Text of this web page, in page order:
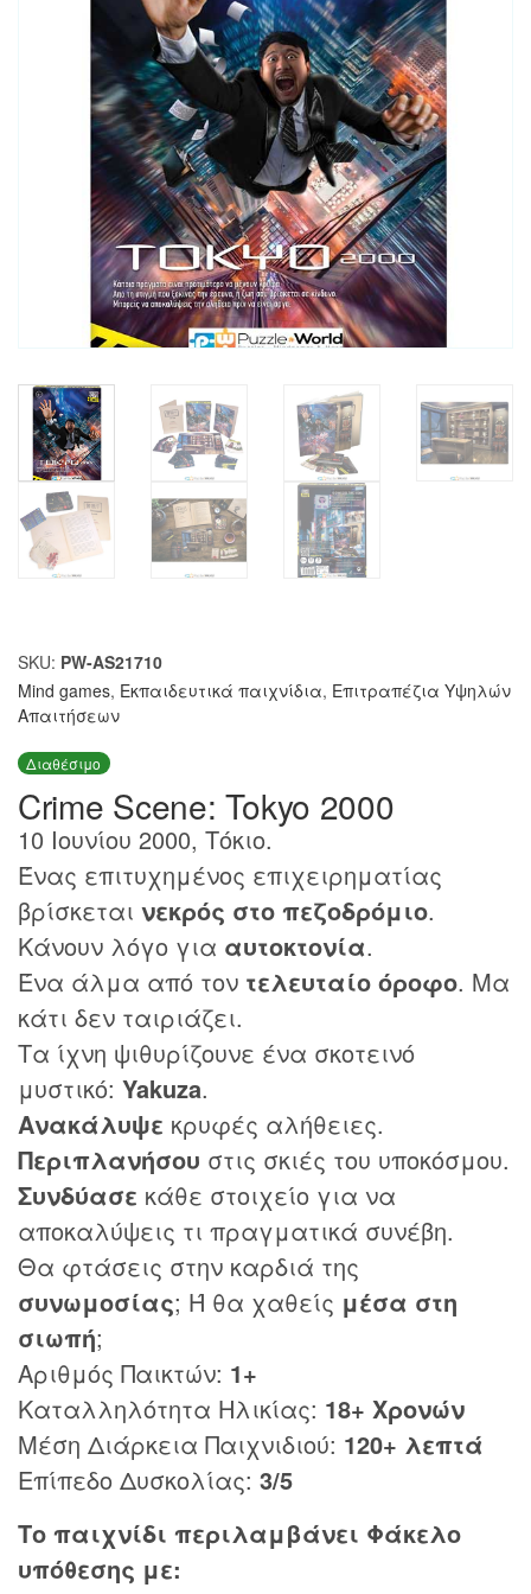
SKU: PW-AS21710
Mind games, Εκπαιδευτικά παιχνίδια, Επιτραπέζια Υψηλών
Απαιτήσεων
Διαθέσιμο
Crime Scene: Tokyo 2000
10 Ιουνίου 2000, Τόκιο.
Ένας επιτυχημένος επιχειρηματίας
βρίσκεται νεκρός στο πεζοδρόμιο.
Κάνουν λόγο για αυτοκτονία.
Ένα άλμα από τον τελευταίο όροφο. Μα
κάτι δεν ταιριάζει.
Τα ίχνη ψιθυρίζουνε ένα σκοτεινό
μυστικό: Yakuza.
Ανακάλυψε κρυφές αλήθειες.
Περιπλανήσου στις σκιές του υποκόσμου.
Συνδύασε κάθε στοιχείο για να
αποκαλύψεις τι πραγματικά συνέβη.
Θα φτάσεις στην καρδιά της
συνωμοσίας; Ή θα χαθείς μέσα στη
σιωπή;
Αριθμός Παικτών: 1+
Καταλληλότητα Ηλικίας: 18+ Χρονών
Μέση Διάρκεια Παιχνιδιού: 120+ λεπτά
Επίπεδο Δυσκολίας: 3/5
Το παιχνίδι περιλαμβάνει Φάκελο
υπόθεσης με: